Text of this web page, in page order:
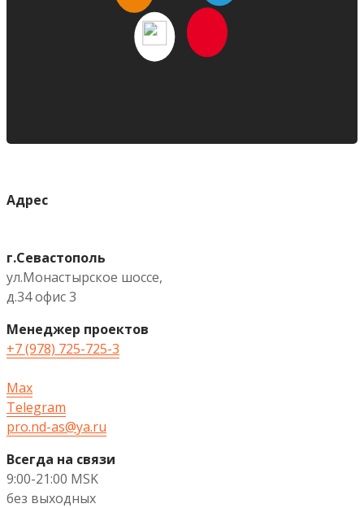
Адрес
г.Севастополь
ул.Монастырское шоссе,
д.34 офис 3
Менеджер проектов
+7 (978) 725-725-3
Max
Telegram
pro.nd-as@ya.ru
Всегда на связи
9:00-21:00 MSK
без выходных